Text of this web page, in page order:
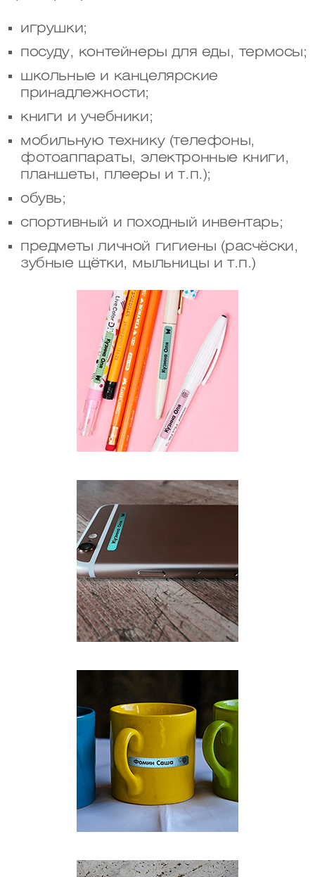
игрушки;
посуду, контейнеры для еды, термосы;
школьные и канцелярские
принадлежности;
книги и учебники;
мобильную технику (телефоны,
фотоаппараты, электронные книги,
планшеты, плееры и т.п.);
обувь;
спортивный и походный инвентарь;
предметы личной гигиены (расчёски,
зубные щётки, мыльницы и т.п.)